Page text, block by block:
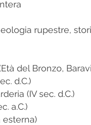
rupestre,
del Bronzo,
d.C.)
(IV sec. d.C.)
a.C.)
esterna)